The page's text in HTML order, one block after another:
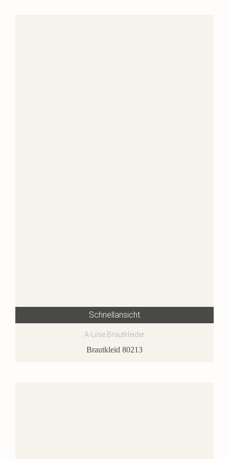
Schnellansicht
A-Linie Brautkleider
Brautkleid 80213